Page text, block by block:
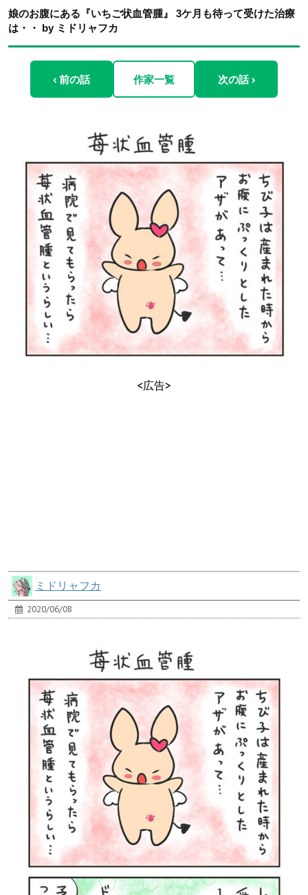
娘のお腹にある『いちご状血管腫』 3ケ月も待って受けた治療
は・・ by ミドリャフカ
‹ 前の話 作家一覧 次の話 ›
<広告>
ミドリャフカ
2020/06/08